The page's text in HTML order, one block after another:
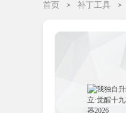
首页 补丁工具